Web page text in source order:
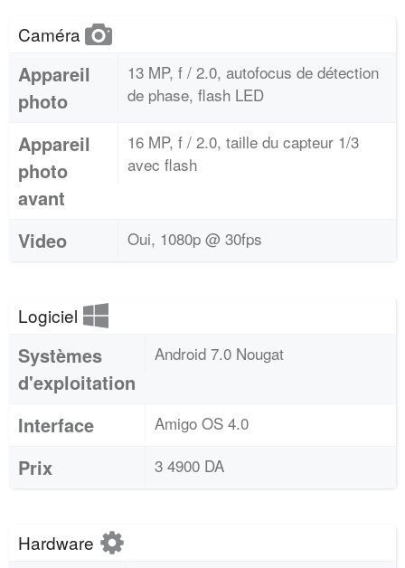
Caméra
Appareil
photo
13 MP, f / 2.0, autofocus de détection
de phase, flash LED
Appareil
photo
avant
16 MP, f / 2.0, taille du capteur 1/3
avec flash
Video Oui, 1080p @ 30fps
Logiciel
Systèmes
d'exploitation
Android 7.0 Nougat
Interface Amigo OS 4.0
Prix 3 4900 DA
Hardware